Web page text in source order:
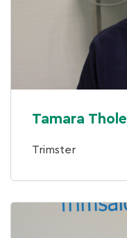
Tamara Thole
Trimster